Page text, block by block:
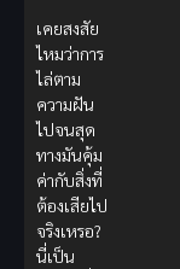
เคยสงสัย
ไหมว่าการ
ไล่ตาม
ความฝัน
ไปจนสุด
ทางมันคุ้ม
ค่ากับสิ่งที่
ต้องเสียไป
จริงเหรอ?
นี่เป็น